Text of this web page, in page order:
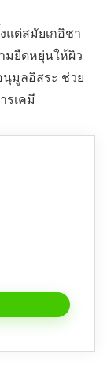
ต่สมัยเกอิชา
มยืดหยุ่นให้ผิว
นุมูลอิสระ ช่วย
รเคมี